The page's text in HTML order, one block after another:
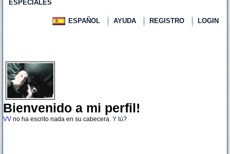
ESPECIALES
ESPAÑOL AYUDA REGISTRO LOGIN
Bienvenido a mi perfil!
VV no ha escrito nada en su cabecera. Y tú?